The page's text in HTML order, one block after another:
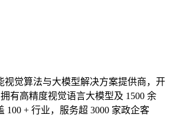
视觉算法与大模型解决方案提供商，开
有高精度视觉语言大模型及 1500 余
100 + 行业，服务超 3000 家政企客